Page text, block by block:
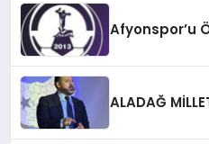
Afyonspor’u
ALADAĞ